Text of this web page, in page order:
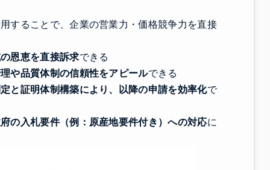
することで、企業の営業力・価格競争力を直接
恩恵を直接訴求できる
や品質体制の信頼性をアピールできる
と証明体制構築により、以降の申請を効率化で
の入札要件（例：原産地要件付き）への対応に